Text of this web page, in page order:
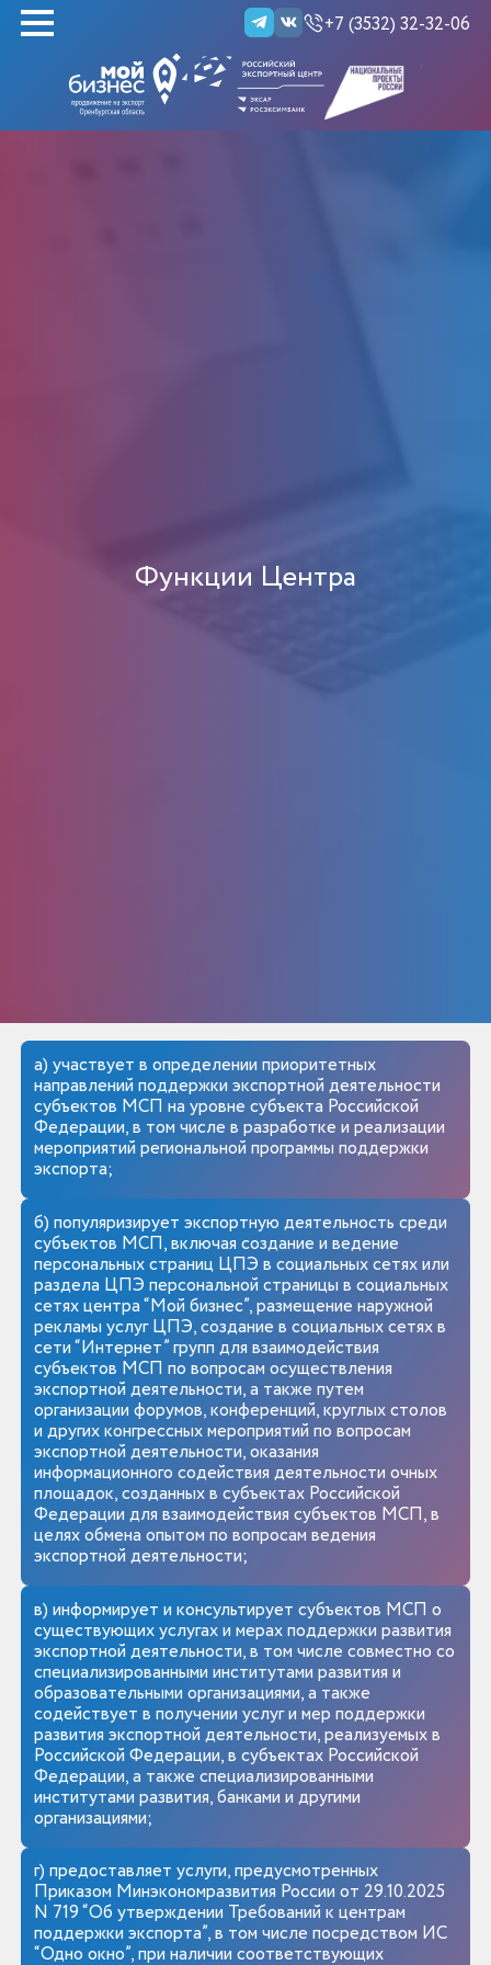
+7 (3532) 32-32-06
Функции Центра
а) участвует в определении приоритетных
направлений поддержки экспортной деятельности
субъектов МСП на уровне субъекта Российской
Федерации, в том числе в разработке и реализации
мероприятий региональной программы поддержки
экспорта;
б) популяризирует экспортную деятельность среди
субъектов МСП, включая создание и ведение
персональных страниц ЦПЭ в социальных сетях или
раздела ЦПЭ персональной страницы в социальных
сетях центра “Мой бизнес”, размещение наружной
рекламы услуг ЦПЭ, создание в социальных сетях в
сети “Интернет” групп для взаимодействия
субъектов МСП по вопросам осуществления
экспортной деятельности, а также путем
организации форумов, конференций, круглых столов
и других конгрессных мероприятий по вопросам
экспортной деятельности, оказания
информационного содействия деятельности очных
площадок, созданных в субъектах Российской
Федерации для взаимодействия субъектов МСП, в
целях обмена опытом по вопросам ведения
экспортной деятельности;
в) информирует и консультирует субъектов МСП о
существующих услугах и мерах поддержки развития
экспортной деятельности, в том числе совместно со
специализированными институтами развития и
образовательными организациями, а также
содействует в получении услуг и мер поддержки
развития экспортной деятельности, реализуемых в
Российской Федерации, в субъектах Российской
Федерации, а также специализированными
институтами развития, банками и другими
организациями;
г) предоставляет услуги, предусмотренных
Приказом Минэкономразвития России от 29.10.2025
N 719 “Об утверждении Требований к центрам
поддержки экспорта”, в том числе посредством ИС
“Одно окно”, при наличии соответствующих